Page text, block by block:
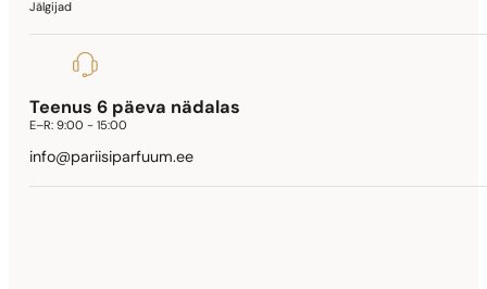
Jälgijad
Teenus 6 päeva nädalas
E–R:9:00 - 15:00
info@pariisiparfuum.ee